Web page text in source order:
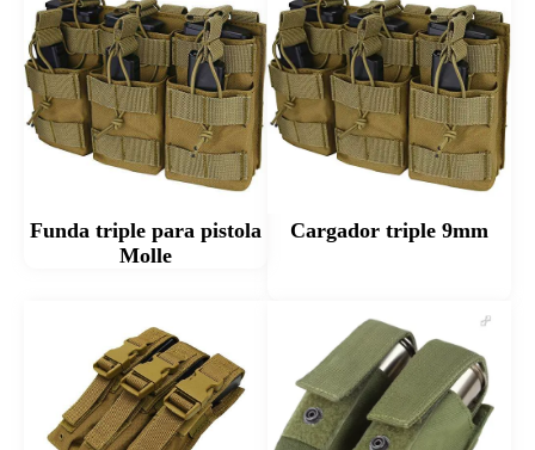
Funda triple para pistola
Molle
Cargador triple 9mm